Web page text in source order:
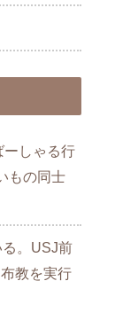
ーしゃる行
もの同士
。USJ前
教を実行